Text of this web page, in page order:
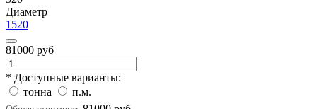
Диаметр
1520
81000 руб
* Доступные варианты:
тонна
п.м.